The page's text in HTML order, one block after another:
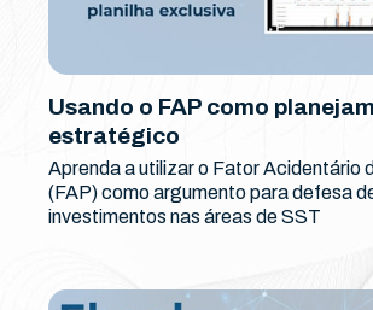
Usando o FAP como
estratégico
Aprenda a utilizar o Fator Acidentário
(FAP) como argumento para defesa
investimentos nas áreas de SST